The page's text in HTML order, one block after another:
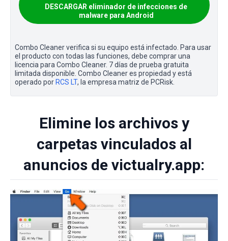
DESCARGAR eliminador de infecciones de
malware para Android
Combo Cleaner verifica si su equipo está infectado. Para usar
el producto con todas las funciones, debe comprar una
licencia para Combo Cleaner. 7 días de prueba gratuita
limitada disponible. Combo Cleaner es propiedad y está
operado por RCS LT, la empresa matriz de PCRisk.
Elimine los archivos y
carpetas vinculados al
anuncios de victualry.app: